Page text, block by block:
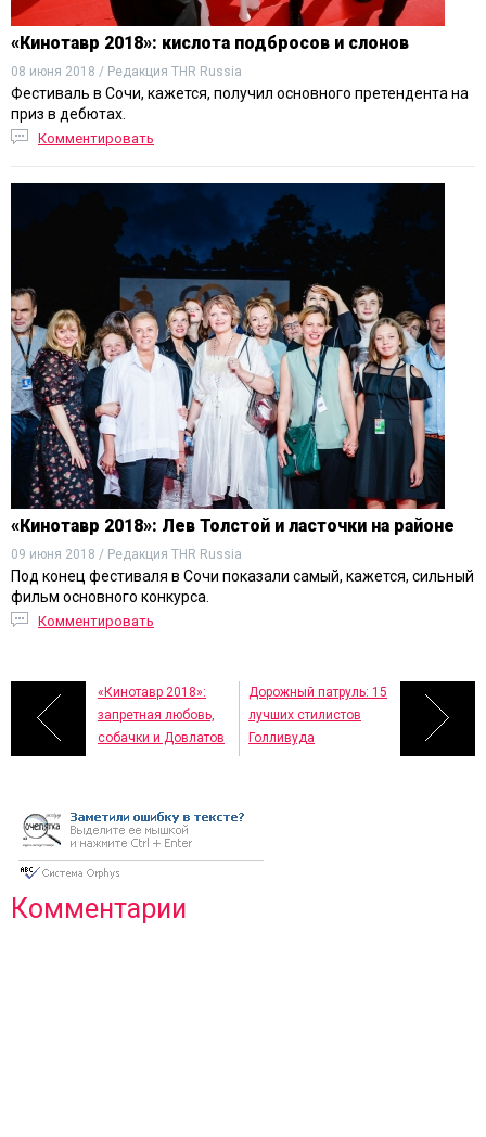
«Кинотавр 2018»: кислота подбросов и слонов
08 июня 2018 / Редакция THR Russia
Фестиваль в Сочи, кажется, получил основного претендента на
приз в дебютах.
Комментировать
«Кинотавр 2018»: Лев Толстой и ласточки на районе
09 июня 2018 / Редакция THR Russia
Под конец фестиваля в Сочи показали самый, кажется, сильный
фильм основного конкурса.
Комментировать
«Кинотавр 2018»:
запретная любовь,
собачки и Довлатов
Дорожный патруль: 15
лучших стилистов
Голливуда
Комментарии